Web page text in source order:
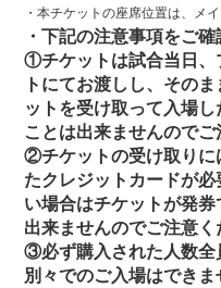
・本チケットの座席位置は、メ
・下記の注意事項をご
①チケットは試合当日、
トにてお渡しし、その
ットを受け取って入場
ことは出来ませんのでご
②チケットの受け取りに
たクレジットカードが
い場合はチケットが発
出来ませんのでご注意く
③必ず購入された人数全
別々でのご入場はできま